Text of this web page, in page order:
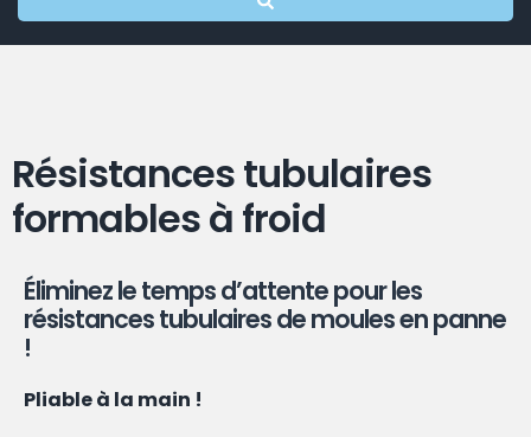
Résistances tubulaires
formables à froid
Éliminez le temps d’attente pour les
résistances tubulaires de moules en panne
!
Pliable à la main !